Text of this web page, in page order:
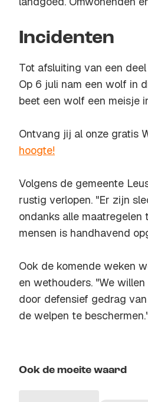
Incidenten
Tot afsluiting van een
Op 6 juli nam een wolf in
beet een wolf een meisje
Ontvang jij al onze gratis
hoogte!
Volgens de gemeente
rustig verlopen. "Er zijn
ondanks alle
mensen is handhavend
Ook de komende weken
en wethouders. "We
door defensief gedrag
de welpen te
Ook de moeite waard